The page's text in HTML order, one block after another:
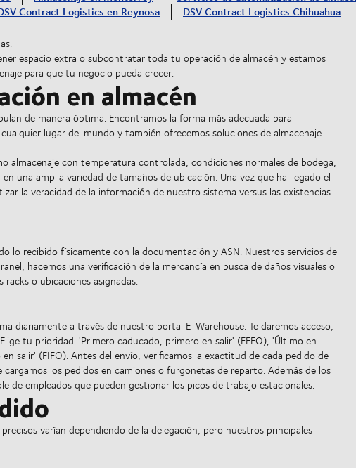
Contract Logistics en Reynosa DSV Contract Logistics Chihuahua
espacio extra o subcontratar toda tu operación de almacén y estamos
para que tu negocio pueda crecer.
en almacén
de manera óptima. Encontramos la forma más adecuada para
lugar del mundo y también ofrecemos soluciones de almacenaje
almacenaje con temperatura controlada, condiciones normales de bodega,
una amplia variedad de tamaños de ubicación. Una vez que ha llegado el
la veracidad de la información de nuestro sistema versus las existencias
lo recibido físicamente con la documentación y ASN. Nuestros servicios de
hacemos una verificación de la mercancía en busca de daños visuales o
o ubicaciones asignadas.
diariamente a través de nuestro portal E-Warehouse. Te daremos acceso,
tu prioridad: 'Primero caducado, primero en salir' (FEFO), 'Último en
salir' (FIFO). Antes del envío, verificamos la exactitud de cada pedido de
los pedidos en camiones o furgonetas de reparto. Además de los
de empleados que pueden gestionar los picos de trabajo estacionales.
varían dependiendo de la delegación, pero nuestros principales